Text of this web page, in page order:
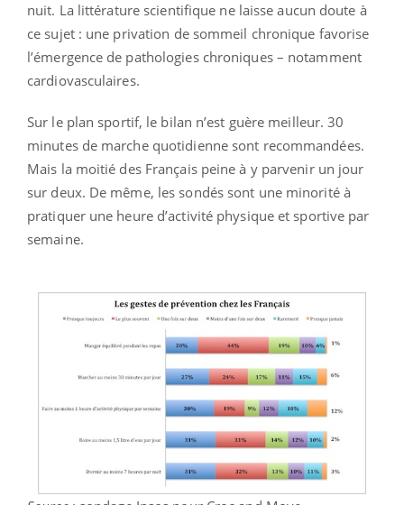
nuit. La littérature scientifique ne laisse aucun doute à
ce sujet : une privation de sommeil chronique favorise
l’émergence de pathologies chroniques – notamment
cardiovasculaires.
Sur le plan sportif, le bilan n’est guère meilleur. 30
minutes de marche quotidienne sont recommandées.
Mais la moitié des Français peine à y parvenir un jour
sur deux. De même, les sondés sont une minorité à
pratiquer une heure d’activité physique et sportive par
semaine.